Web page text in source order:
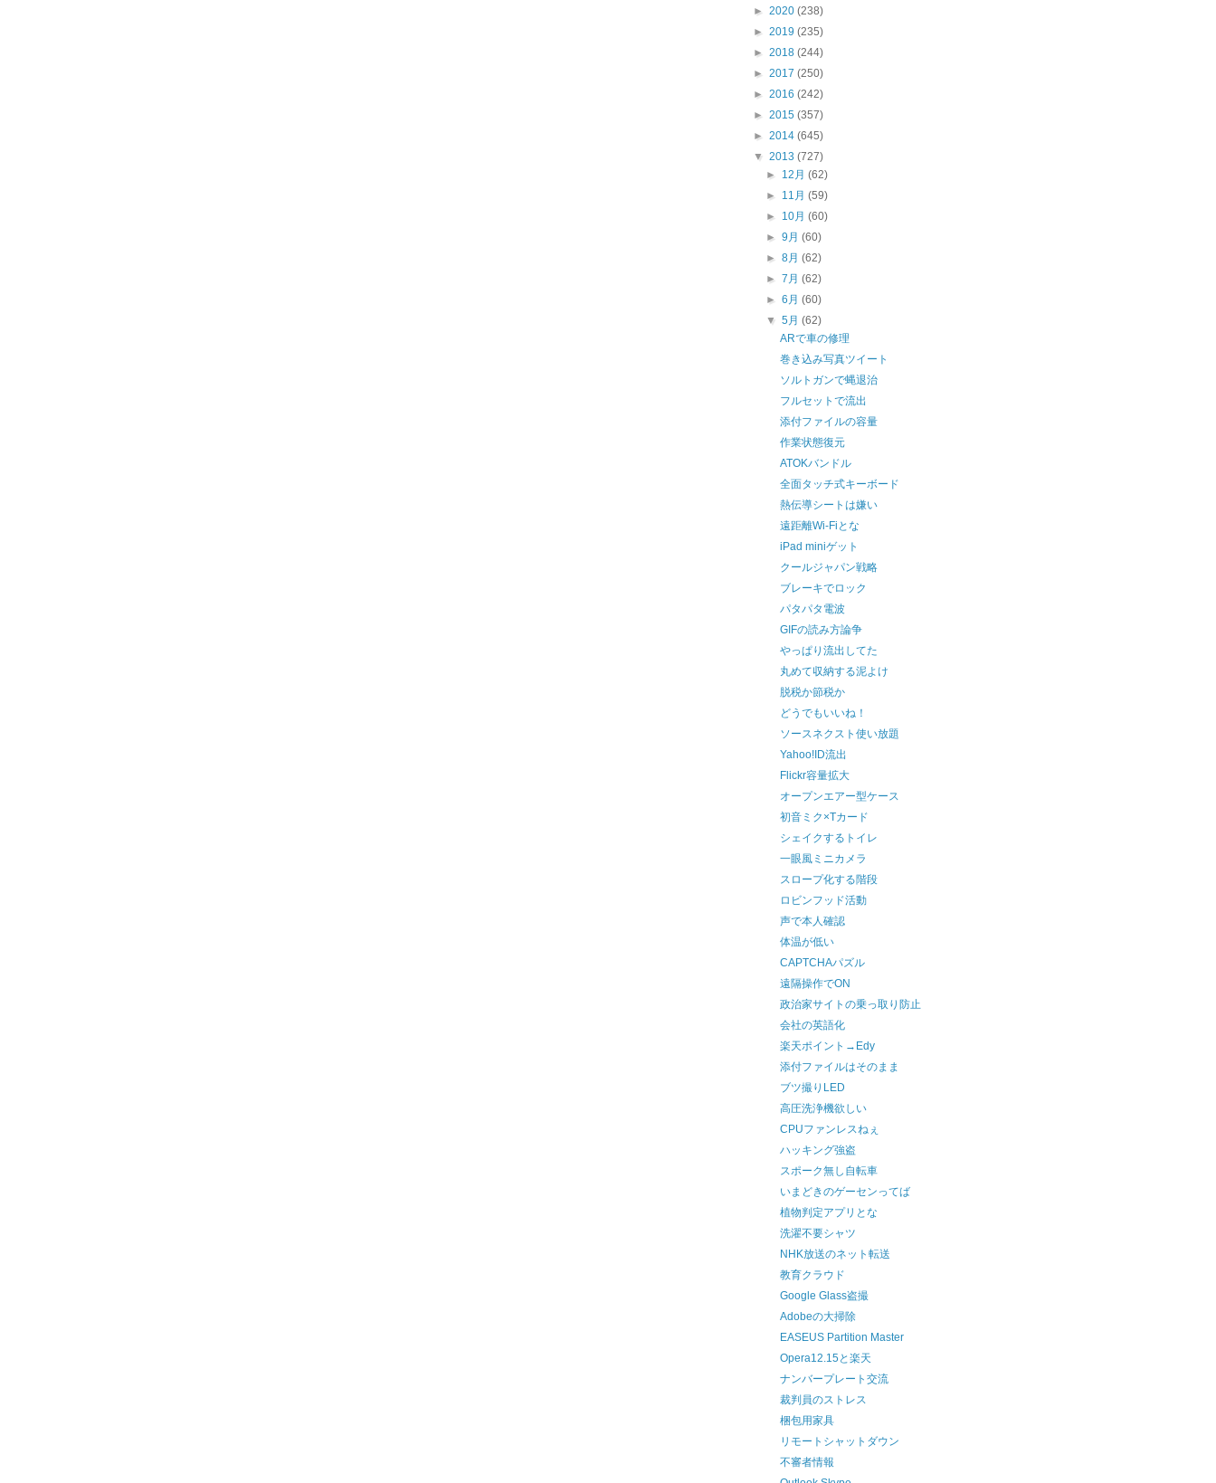
► 2020 (238)
► 2019 (235)
► 2018 (244)
► 2017 (250)
► 2016 (242)
► 2015 (357)
► 2014 (645)
▼ 2013 (727)
► 12月(62)
► 11月(59)
► 10月(60)
►9月(60)
►8月(62)
►7月(62)
►6月(60)
▼5月(62)
ARで車の修理
巻き込み写真ツイート
ソルトガンで蝿退治
フルセットで流出
添付ファイルの容量
作業状態復元
ATOKバンドル
全面タッチ式キーボード
熱伝導シートは嫌い
遠距離Wi-Fiとな
iPad miniゲット
クールジャパン戦略
ブレーキでロック
パタパタ電波
GIFの読み方論争
やっぱり流出してた
丸めて収納する泥よけ
脱税か節税か
どうでもいいね！
ソースネクスト使い放題
Yahoo!ID流出
Flickr容量拡大
オープンエアー型ケース
初音ミク×Tカード
シェイクするトイレ
一眼風ミニカメラ
スロープ化する階段
ロビンフッド活動
声で本人確認
体温が低い
CAPTCHAパズル
遠隔操作でON
政治家サイトの乗っ取り防止
会社の英語化
楽天ポイント→Edy
添付ファイルはそのまま
ブツ撮りLED
高圧洗浄機欲しい
CPUファンレスねぇ
ハッキング強盗
スポーク無し自転車
いまどきのゲーセンってば
植物判定アプリとな
洗濯不要シャツ
NHK放送のネット転送
教育クラウド
Google Glass盗撮
Adobeの大掃除
EASEUS Partition Master
Opera12.15と楽天
ナンバープレート交流
裁判員のストレス
梱包用家具
リモートシャットダウン
不審者情報